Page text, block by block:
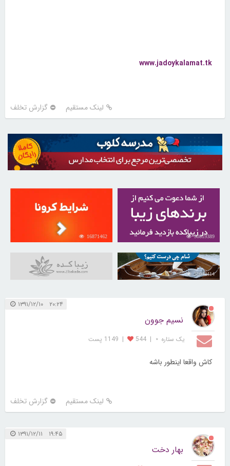
www.jadoykalamat.tk
لینک مستقیم گزارش تخلف
30819389
16871462
31043414
۲۰:۲۴ ۱۳۹۱/۱۲/۱۰
نسیم جوون
یک ستاره ⋆ |
544
| 1149 پست
کاش واقعا اینطور باشه
لینک مستقیم گزارش تخلف
۱۹:۴۵ ۱۳۹۱/۱۲/۱۱
بهار دخت